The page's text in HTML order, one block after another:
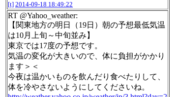
[t] 2014-09-18 18:49:22
RT @Yahoo_weather:
【関東地方の明日（19日）朝の予想最低気温
は10月上旬～中旬並み】
東京では17度の予想です。
気温の変化が大きいので、体に負担がかかり
ます＞＜
今夜は温かいものを飲んだり食べたりして、
体を冷やさないようにしてくださいね。